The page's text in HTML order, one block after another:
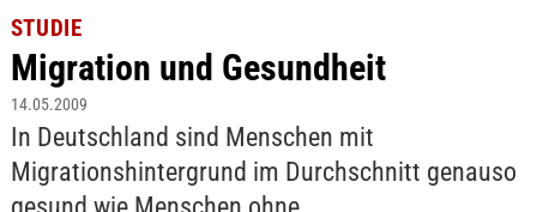
STUDIE
Migration und Gesundheit
14.05.2009
In Deutschland sind Menschen mit
Migrationshintergrund im Durchschnitt genauso